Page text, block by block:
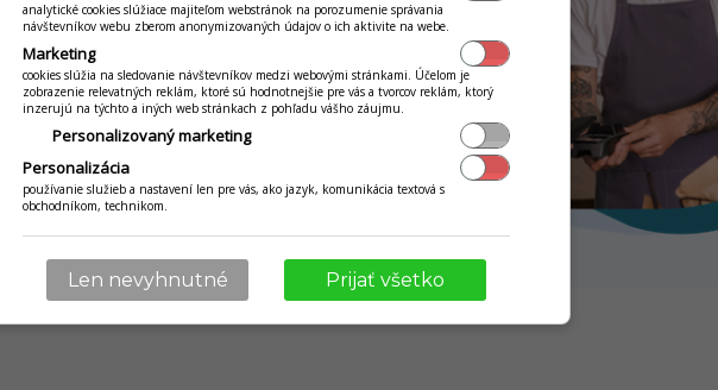
>
analytické cookies slúžiace majiteľom webstránok na porozumenie správania
návštevníkov webu zberom anonymizovaných údajov o ich aktivite na webe.
Marketing
cookies slúžia na sledovanie návštevníkov medzi webovými stránkami. Účelom je
zobrazenie relevatných reklám, ktoré sú hodnotnejšie pre vás a tvorcov reklám, ktorý
inzerujú na týchto a iných web stránkach z pohľadu vášho záujmu.
Personalizovaný marketing
Personalizácia
používanie služieb a nastavení len pre vás, ako jazyk, komunikácia textová s
obchodníkom, technikom.
Len nevyhnutné Prijať všetko